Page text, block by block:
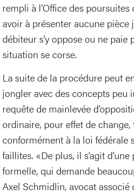
rempli à l’Office des
avoir à présenter aucune pièce
débiteur s’y oppose ou ne paie
situation se corse.
La suite de la procédure peut
jongler avec des concepts peu
requête de mainlevée
ordinaire, pour effet de
conformément à la loi fédérale
faillites. «De plus, il s’agit
formelle, qui demande
Axel Schmidlin, avocat associé